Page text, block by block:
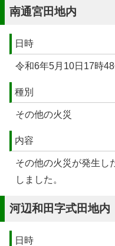
南通宮田地内
日時
令和6年5月10日17時
種別
その他の火災
内容
その他の火災が発生し
しました。
河辺和田字式田地内
日時